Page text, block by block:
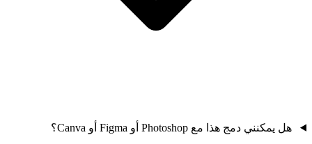
هل يمكنني دمج هذا مع Photoshop أو Figma أو Canva؟